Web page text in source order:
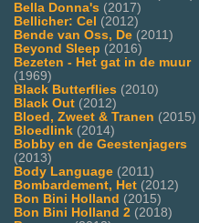
Bella Donna's (2017)
Bellicher: Cel (2012)
Bende van Oss, De (2011)
Beyond Sleep (2016)
Bezeten - Het gat in de muur
(1969)
Black Butterflies (2010)
Black Out (2012)
Bloed, Zweet & Tranen (2015)
Bloedlink (2014)
Bobby en de Geestenjagers
(2013)
Body Language (2011)
Bombardement, Het (2012)
Bon Bini Holland (2015)
Bon Bini Holland 2 (2018)